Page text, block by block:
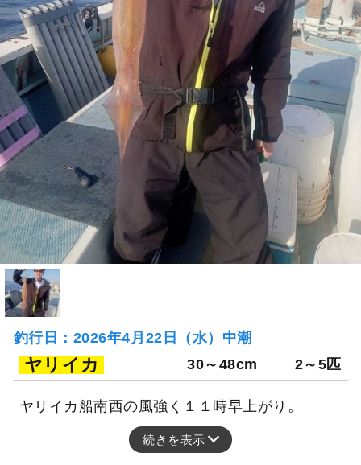
釣行日：2026年4月22日（水）中潮
ヤリイカ 30～48cm 2～5匹
ヤリイカ船南西の風強く１１時早上がり。
続きを表示